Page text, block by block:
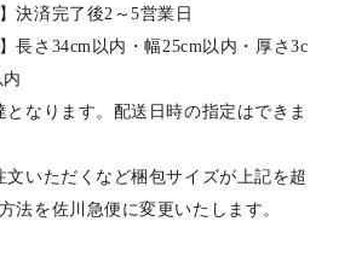
決済完了後2～5営業日
長さ34cm以内・幅25cm以内・厚さ3c
なります。配送日時の指定はできま
いただくなど梱包サイズが上記を超
法を佐川急便に変更いたします。